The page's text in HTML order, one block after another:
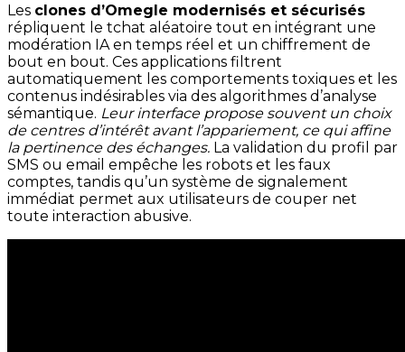
Les clones d’Omegle modernisés et sécurisés
répliquent le tchat aléatoire tout en intégrant une
modération IA en temps réel et un chiffrement de
bout en bout. Ces applications filtrent
automatiquement les comportements toxiques et les
contenus indésirables via des algorithmes d’analyse
sémantique. Leur interface propose souvent un choix
de centres d’intérêt avant l’appariement, ce qui affine
la pertinence des échanges. La validation du profil par
SMS ou email empêche les robots et les faux
comptes, tandis qu’un système de signalement
immédiat permet aux utilisateurs de couper net
toute interaction abusive.